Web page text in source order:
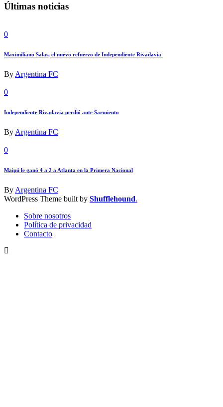
Últimas noticias
0
Maximiliano Salas, el nuevo refuerzo de Independiente Rivadavia
By Argentina FC
0
Independiente Rivadavia perdió ante Sarmiento
By Argentina FC
0
Maipú le ganó 4 a 2 a Atlanta en la Primera Nacional
By Argentina FC
WordPress Theme built by Shufflehound.
Sobre nosotros
Política de privacidad
Contacto